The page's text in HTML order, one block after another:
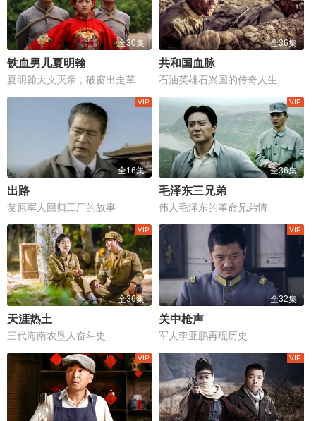
全30集
铁血男儿夏明翰
全36集
共和国血脉
石油英雄石兴国的传奇人生
全16集
出路
复原军人回归工厂的故事
全36集
毛泽东三兄弟
伟人毛泽东的革命兄弟情
全36集
天涯热土
三代海南农垦人奋斗史
全32集
关中枪声
军人李亚鹏再现历史